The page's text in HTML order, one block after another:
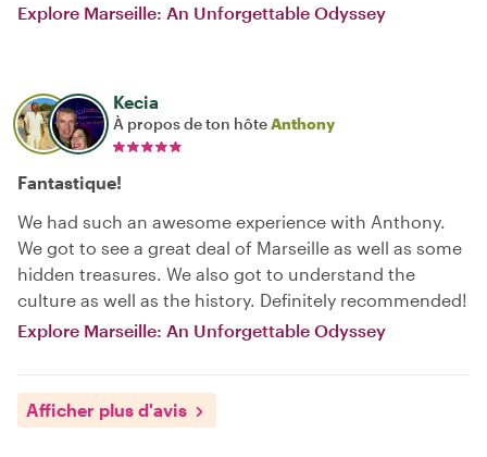
Explore Marseille: An Unforgettable Odyssey
Kecia
À propos de ton hôteAnthony
Fantastique!
We had such an awesome experience with Anthony.
We got to see a great deal of Marseille as well as some
hidden treasures. We also got to understand the
culture as well as the history. Definitely recommended!
Explore Marseille: An Unforgettable Odyssey
Afficher plus d'avis